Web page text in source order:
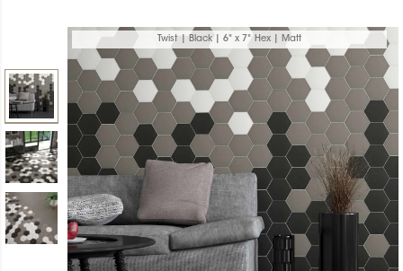
Twist | Black | 6" x 7" Hex | Matt